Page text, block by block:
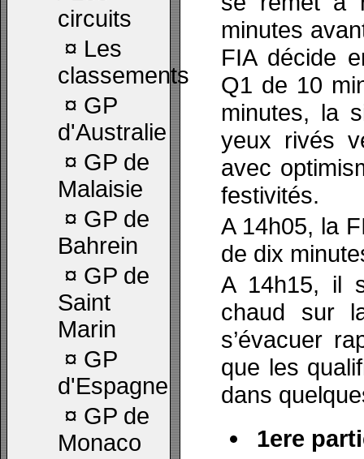
circuits
¤ Les
classements
¤ GP
d'Australie
¤ GP de
Malaisie
¤ GP de
Bahrein
¤ GP de
Saint
Marin
¤ GP
d'Espagne
¤ GP de
Monaco
minutes
FIA décide
Q1 de 10
minutes, la
yeux rivés
avec
festivités.
A 14h05, la
de dix
A 14h15, il
chaud sur
s’évacuer
que les
dans
1ere